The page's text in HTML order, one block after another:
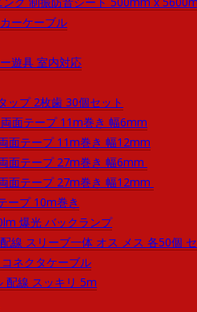
ーケーブル
遊具 室内対応
ップ 2枚歯 30個セット
面テープ 11m巻き 幅6mm
面テープ 11m巻き 幅12mm
面テープ 27m巻き 幅6mm
面テープ 27m巻き 幅12mm
ープ 10m巻き
爆光 バックランプ
線 スリーブ一体 オス メス 各50個
ネクタケーブル
配線 スッキリ 5m